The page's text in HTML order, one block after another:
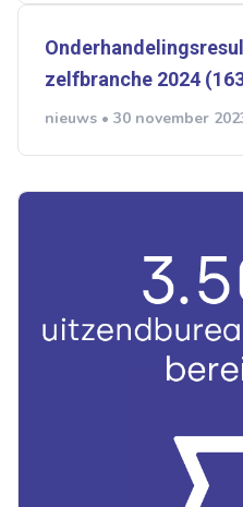
zelfbranche 2024
nieuws • 30 november